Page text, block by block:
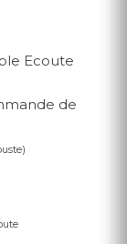
Ecoute
de